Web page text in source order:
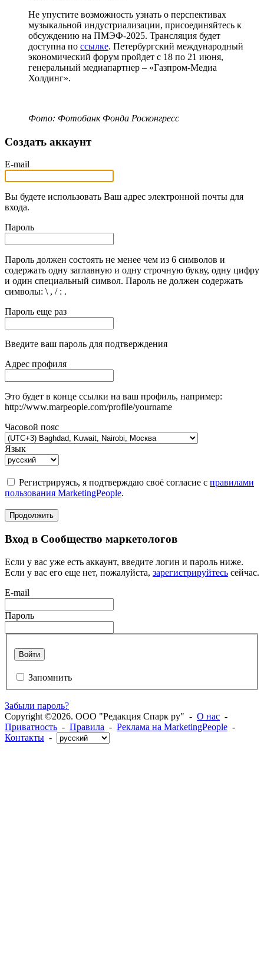
Не упустите возможность узнать о перспективах
музыкальной индустриализации, присоединяйтесь к
обсуждению на ПМЭФ-2025. Трансляция будет
доступна по ссылке. Петербургский международный
экономический форум пройдет с 18 по 21 июня,
генеральный медиапартнер – «Газпром-Медиа
Холдинг».
Фото: Фотобанк Фонда Росконгресс
Создать аккаунт
E-mail
Вы будете использовать Ваш адрес электронной почты для
входа.
Пароль
Пароль должен состоять не менее чем из 6 символов и
содержать одну заглавную и одну строчную букву, одну цифру
и один специальный символ. Пароль не должен содержать
символы: \ , / : .
Пароль еще раз
Введите ваш пароль для подтверждения
Адрес профиля
Это будет в конце ссылки на ваш профиль, например:
http://www.marpeople.com/profile/yourname
Часовой пояс
Язык
Регистрируясь, я подтверждаю своё согласие с правилами
пользования MarketingPeople.
Продолжить
Вход в Сообщество маркетологов
Если у вас уже есть аккаунт, введите логин и пароль ниже.
Если у вас его еще нет, пожалуйста, зарегистрируйтесь сейчас.
E-mail
Пароль
Войти
Запомнить
Забыли пароль?
Copyright ©2026. ООО "Редакция Спарк ру" - О нас -
Приватность - Правила - Реклама на MarketingPeople -
Контакты -